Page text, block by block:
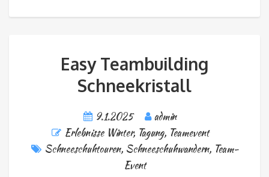
Easy Teambuilding
Schneekristall
9.1.2025
admin
Erlebnisse Winter, Tagung, Teamevent
Schneeschuhtouren, Schneeschuhwandern, Team-
Event